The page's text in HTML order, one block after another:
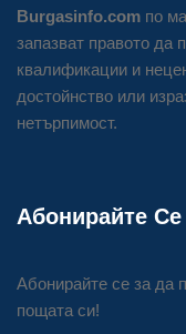
Burgasinfo.com по
запазват правото да
квалификации и
достойнство или
нетърпимост.
Абонирайте
Абонирайте се за да
пощата си!